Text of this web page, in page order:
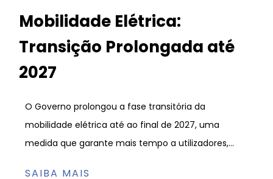
Mobilidade Elétrica:
Transição Prolongada até
2027
O Governo prolongou a fase transitória da
mobilidade elétrica até ao final de 2027, uma
medida que garante mais tempo a utilizadores,...
SAIBA MAIS